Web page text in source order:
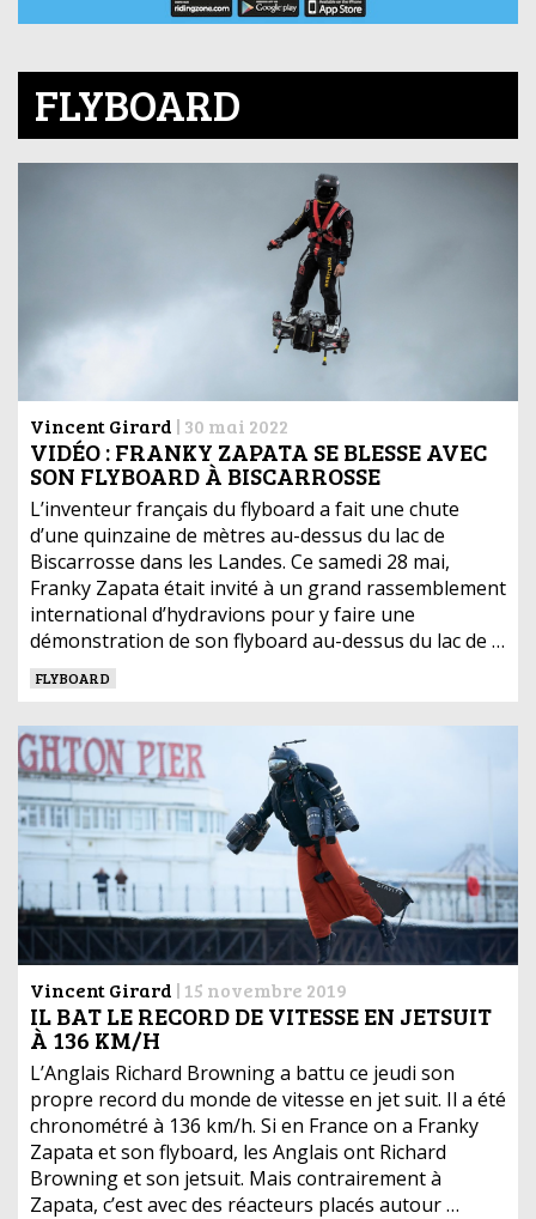
FLYBOARD
Vincent Girard | 30 mai 2022
VIDÉO : FRANKY ZAPATA SE BLESSE AVEC
SON FLYBOARD À BISCARROSSE
L’inventeur français du flyboard a fait une chute
d’une quinzaine de mètres au-dessus du lac de
Biscarrosse dans les Landes. Ce samedi 28 mai,
Franky Zapata était invité à un grand rassemblement
international d’hydravions pour y faire une
démonstration de son flyboard au-dessus du lac de …
FLYBOARD
Vincent Girard | 15 novembre 2019
IL BAT LE RECORD DE VITESSE EN JETSUIT
À 136 KM/H
L’Anglais Richard Browning a battu ce jeudi son
propre record du monde de vitesse en jet suit. Il a été
chronométré à 136 km/h. Si en France on a Franky
Zapata et son flyboard, les Anglais ont Richard
Browning et son jetsuit. Mais contrairement à
Zapata, c’est avec des réacteurs placés autour …